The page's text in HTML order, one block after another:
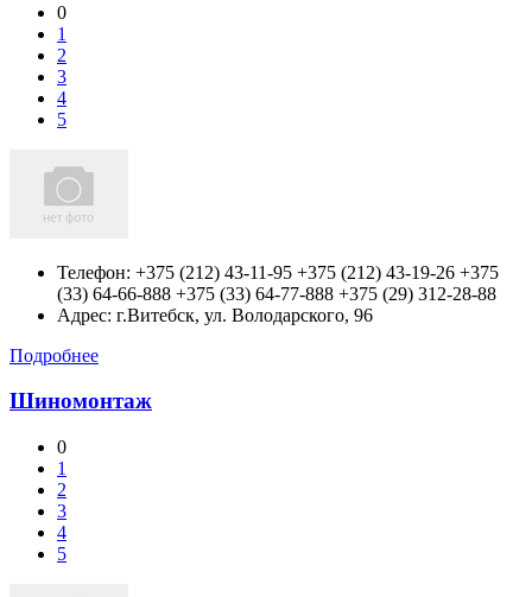
0
1
2
3
4
5
Телефон: +375 (212) 43-11-95 +375 (212) 43-19-26 +375
(33) 64-66-888 +375 (33) 64-77-888 +375 (29) 312-28-88
Адрес: г.Витебск, ул. Володарского, 96
Подробнее
Шиномонтаж
0
1
2
3
4
5